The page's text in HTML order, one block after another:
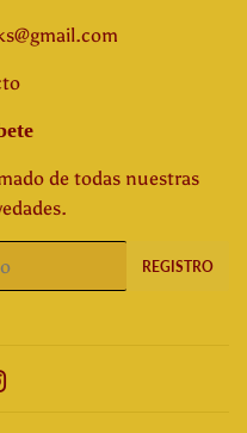
de todas nuestras
REGISTRO